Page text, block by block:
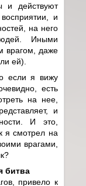
и действуют
и
на него
Иными
врагом, даже
ей).
если я вижу
есть
на нее,
и
И это,
я смотрел на
врагами,
битва
привело к